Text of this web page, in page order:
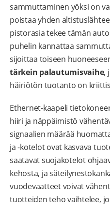
sammuttaminen yöksi on
poistaa yhden
pistorasia tekee tämän
puhelin kannattaa
sijoittaa toiseen
tärkein palautumisvaihe,
häiriötön tuotanto on
Ethernet-kaapeli
hiiri ja näppäimistö
signaalien määrää
ja -kotelot ovat kasvava
saatavat suojakotelot
kehosta, ja
vuodevaatteet voivat
tuotteiden teho vaihtelee,